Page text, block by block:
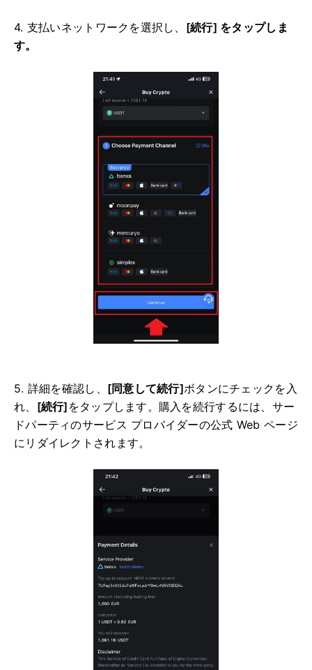
4. 支払いネットワークを選択し、 [続行] をタップしま
す。
5. 詳細を確認し、 [同意して続行]ボタンにチェックを入
れ、 [続行] をタップします。 購入を続行するには、サー
ドパーティのサービス プロバイダーの公式 Web ページ
にリダイレクトされます。